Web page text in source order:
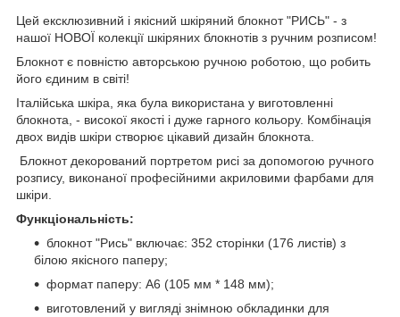
Цей ексклюзивний і якісний шкіряний блокнот "РИСЬ" - з
нашої НОВОЇ колекції шкіряних блокнотів з ручним розписом!
Блокнот є повністю авторською ручною роботою, що робить
його єдиним в світі!
Італійська шкіра, яка була використана у виготовленні
блокнота, - високої якості і дуже гарного кольору. Комбінація
двох видів шкіри створює цікавий дизайн блокнота.
Блокнот декорований портретом рисі за допомогою ручного
розпису, виконаної професійними акриловими фарбами для
шкіри.
Функціональність:
блокнот "Рись" включає: 352 сторінки (176 листів) з
білою якісного паперу;
формат паперу: А6 (105 мм * 148 мм);
виготовлений у вигляді знімною обкладинки для